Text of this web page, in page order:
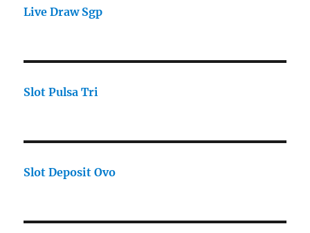
Live Draw Sgp
Slot Pulsa Tri
Slot Deposit Ovo